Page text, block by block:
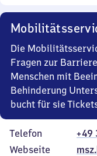
Die
Fragen zur
Menschen mit
Behinderung
bucht für sie
Telefon
+49
Webseite